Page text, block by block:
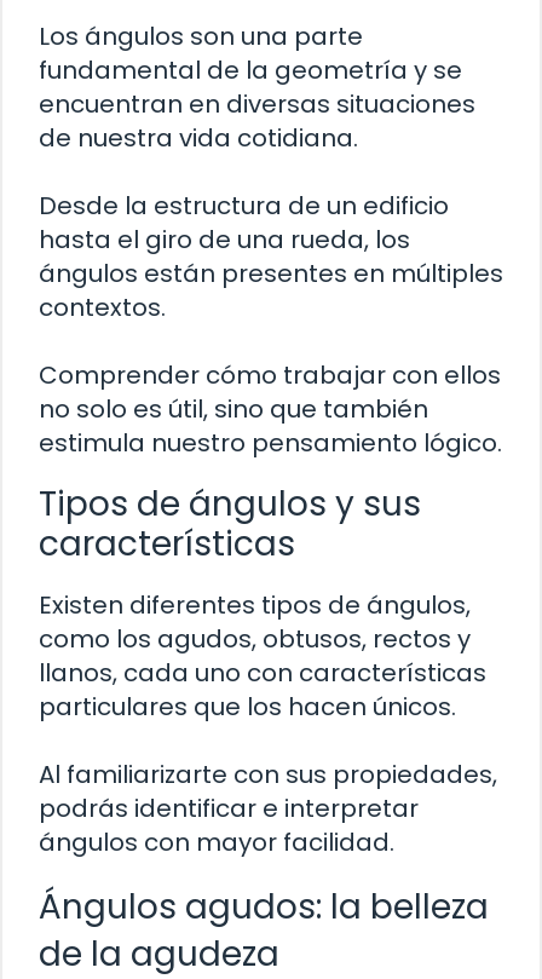
Los ángulos son una parte
fundamental de la geometría y se
encuentran en diversas situaciones
de nuestra vida cotidiana.
Desde la estructura de un edificio
hasta el giro de una rueda, los
ángulos están presentes en múltiples
contextos.
Comprender cómo trabajar con ellos
no solo es útil, sino que también
estimula nuestro pensamiento lógico.
Tipos de ángulos y sus
características
Existen diferentes tipos de ángulos,
como los agudos, obtusos, rectos y
llanos, cada uno con características
particulares que los hacen únicos.
Al familiarizarte con sus propiedades,
podrás identificar e interpretar
ángulos con mayor facilidad.
Ángulos agudos: la belleza
de la agudeza